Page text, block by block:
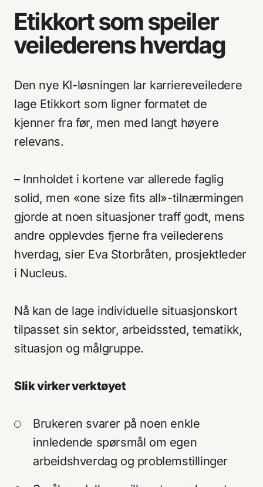
Etikkort som speiler
veilederens hverdag
Den nye KI-løsningen lar karriereveiledere
lage Etikkort som ligner formatet de
kjenner fra før, men med langt høyere
relevans.
– Innholdet i kortene var allerede faglig
solid, men «one size fits all»-tilnærmingen
gjorde at noen situasjoner traff godt, mens
andre opplevdes fjerne fra veilederens
hverdag, sier Eva Storbråten, prosjektleder
i Nucleus.
Nå kan de lage individuelle situasjonskort
tilpasset sin sektor, arbeidssted, tematikk,
situasjon og målgruppe.
Slik virker verktøyet
Brukeren svarer på noen enkle
innledende spørsmål om egen
arbeidshverdag og problemstillinger
Tjenester
Arbeider
Om oss
Aktuelt
Adresse
Nucleus AS
Apotekergata 12
Kontakt
+47 233 66 120
hei@nucleus.no